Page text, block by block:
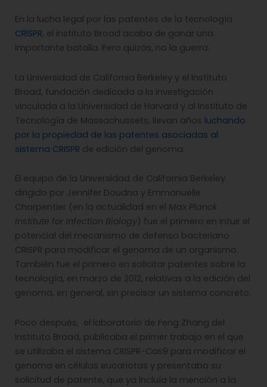
En la lucha legal por las patentes de la tecnología
CRISPR, el instituto Broad acaba de ganar una
importante batalla. Pero quizás, no la guerra.
La Universidad de California Berkeley y el Instituto
Broad, fundación dedicada a la investigación
vinculada a la Universidad de Harvard y al Instituto de
Tecnología de Massachussets, llevan años luchando
por la propiedad de las patentes asociadas al
sistema CRISPR de edición del genoma.
El equipo de la Universidad de California Berkeley
dirigido por Jennifer Doudna y Emmanuelle
Charpentier (en la actualidad en el Max Planck
Institute for Infection Biology) fue el primero en intuir el
potencial del mecanismo de defensa bacteriano
CRISPR para modificar el genoma de un organismo.
También fue el primero en solicitar patentes sobre la
tecnología, en marzo de 2012, relativas a la edición del
genoma, en general, sin precisar un sistema concreto.
Poco después, el laboratorio de Feng Zhang del
Instituto Broad, publicaba el primer trabajo en el que
se utilizaba el sistema CRISPR-Cas9 para modificar el
genoma en células eucariotas y presentaba su
solicitud de patente, que ya incluía la mención a la